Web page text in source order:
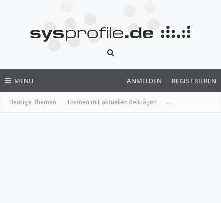
MENU
Heutige Themen Themen mit aktuellen Beiträgen ...
ANMELDEN REGISTRIEREN